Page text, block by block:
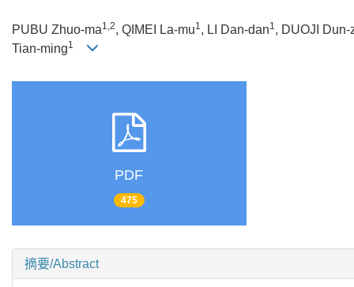
PUBU Zhuo-ma1,2, QIMEI La-mu1, LI Dan-dan1, DUOJI Dun-
Tian-ming1
PDF
475
摘要/Abstract